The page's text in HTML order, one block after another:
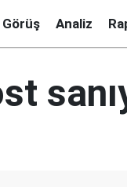
Görüş Analiz